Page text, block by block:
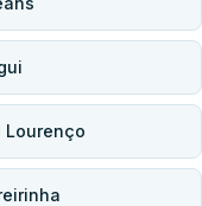
Lourenço